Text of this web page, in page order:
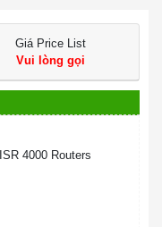
Giá Price List
Vui lòng gọi
4000 Routers